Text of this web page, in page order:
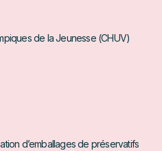
de la Jeunesse (CHUV)
d’emballages de préservatifs